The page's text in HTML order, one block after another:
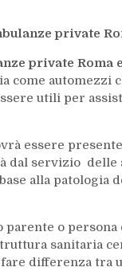
private
private Roma
come automezzi
utili per
essere
dal servizio delle
alla patologia
o persona
sanitaria
differenza tra